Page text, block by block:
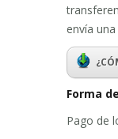
envía
Forma
Pago de